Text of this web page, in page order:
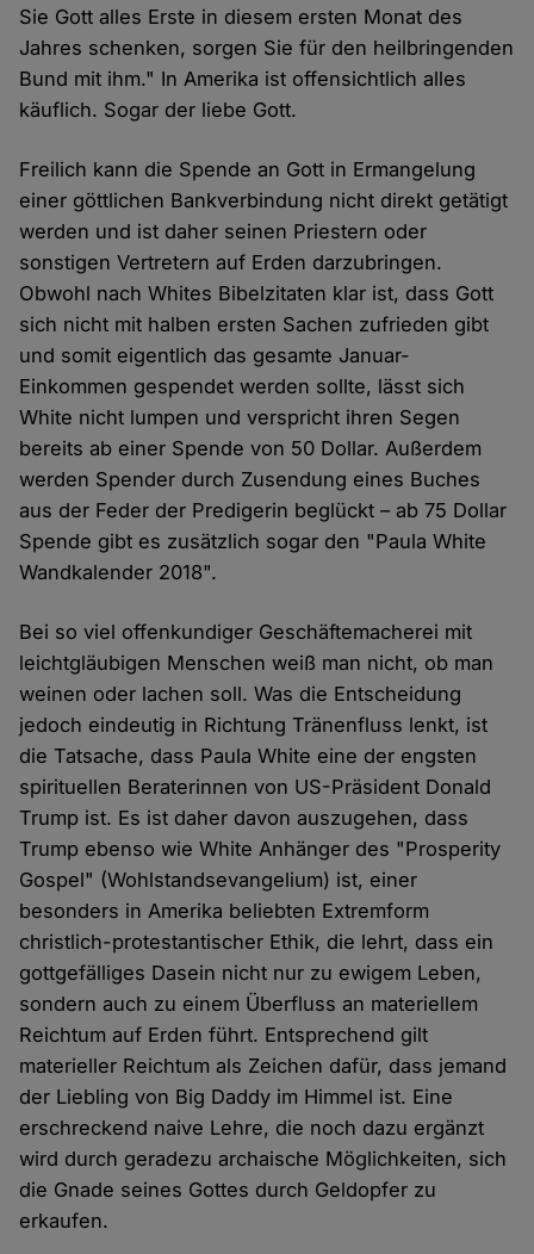
Sie Gott alles Erste in diesem ersten Monat des
Jahres schenken, sorgen Sie für den heilbringenden
Bund mit ihm." In Amerika ist offensichtlich alles
käuflich. Sogar der liebe Gott.
Freilich kann die Spende an Gott in Ermangelung
einer göttlichen Bankverbindung nicht direkt getätigt
werden und ist daher seinen Priestern oder
sonstigen Vertretern auf Erden darzubringen.
Obwohl nach Whites Bibelzitaten klar ist, dass Gott
sich nicht mit halben ersten Sachen zufrieden gibt
und somit eigentlich das gesamte Januar-
Einkommen gespendet werden sollte, lässt sich
White nicht lumpen und verspricht ihren Segen
bereits ab einer Spende von 50 Dollar. Außerdem
werden Spender durch Zusendung eines Buches
aus der Feder der Predigerin beglückt – ab 75 Dollar
Spende gibt es zusätzlich sogar den "Paula White
Wandkalender 2018".
Bei so viel offenkundiger Geschäftemacherei mit
leichtgläubigen Menschen weiß man nicht, ob man
weinen oder lachen soll. Was die Entscheidung
jedoch eindeutig in Richtung Tränenfluss lenkt, ist
die Tatsache, dass Paula White eine der engsten
spirituellen Beraterinnen von US-Präsident Donald
Trump ist. Es ist daher davon auszugehen, dass
Trump ebenso wie White Anhänger des "Prosperity
Gospel" (Wohlstandsevangelium) ist, einer
besonders in Amerika beliebten Extremform
christlich-protestantischer Ethik, die lehrt, dass ein
gottgefälliges Dasein nicht nur zu ewigem Leben,
sondern auch zu einem Überfluss an materiellem
Reichtum auf Erden führt. Entsprechend gilt
materieller Reichtum als Zeichen dafür, dass jemand
der Liebling von Big Daddy im Himmel ist. Eine
erschreckend naive Lehre, die noch dazu ergänzt
wird durch geradezu archaische Möglichkeiten, sich
die Gnade seines Gottes durch Geldopfer zu
erkaufen.